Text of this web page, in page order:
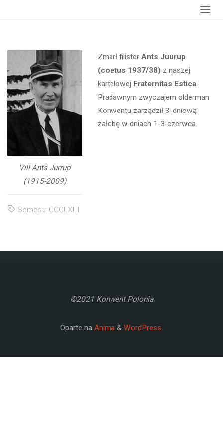
Vil! Ants Jurrup
(1915-2009)
Zmarł filister Ants Juurup
(coetus 1937/38) z naszej
kartelowej Fraternitas Estica.
Pradawnym zwyczajem olderman
Konwentu zarządził 3-dniową
żałobę w dniach 1-3 czerwca.
Semestr CCCLXIII
©2021 Konwent Polonia
Oparte na Anima & WordPress.